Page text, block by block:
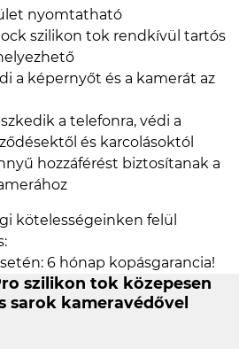
nyomtatható
szilikon tok rendkívül tartós
a képernyőt és a kamerát az
a telefonra, védi a
és karcolásoktól
hozzáférést biztosítanak a
kötelességeinken felül
6 hónap kopásgarancia!
szilikon tok közepesen
sarok kameravédővel